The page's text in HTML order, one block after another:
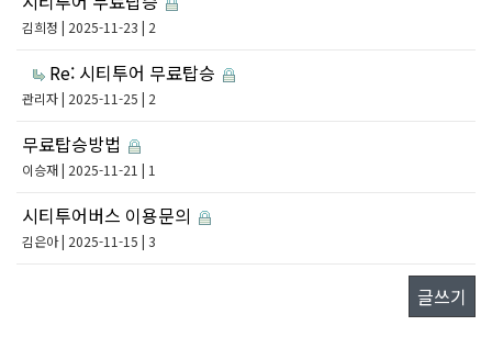
김희정 | 2025-11-23 | 2
Re: 시티투어 무료탑승
관리자| 2025-11-25 | 2
무료탑승방법
이승재| 2025-11-21 | 1
시티투어버스 이용문의
김은아| 2025-11-15 | 3
글쓰기